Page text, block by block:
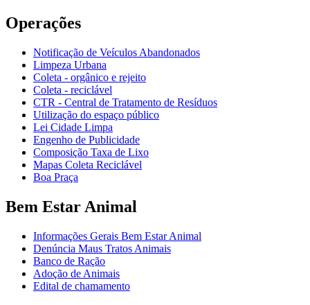
Operações
Notificação de Veículos Abandonados
Limpeza Urbana
Coleta - orgânico e rejeito
Coleta - reciclável
CTR - Central de Tratamento de Resíduos
Utilização do espaço público
Lei Cidade Limpa
Engenho de Publicidade
Composição Taxa de Lixo
Mapas Coleta Reciclável
Boa Praça
Bem Estar Animal
Informações Gerais Bem Estar Animal
Denúncia Maus Tratos Animais
Banco de Ração
Adoção de Animais
Edital de chamamento